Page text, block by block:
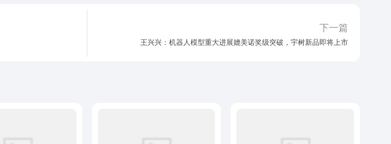
下一篇
王兴兴：机器人模型重大进展媲美诺奖级突破，宇树新品即将上市